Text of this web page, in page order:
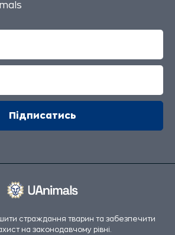
страждання тварин та забезпечити
на законодавчому рівні.